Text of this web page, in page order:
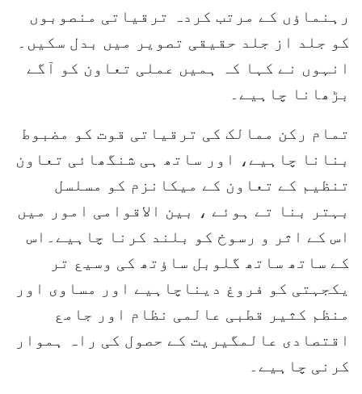
رہنماؤں کے مرتب کردہ ترقیاتی منصوبوں
کو جلد از جلد حقیقی تصویر میں بدل سکیں۔
انہوں نے کہا کہ ہمیں عملی تعاون کو آگے
بڑھانا چاہیے۔
تمام رکن ممالک کی ترقیاتی قوت کو مضبوط
بنانا چاہیے، اور ساتھ ہی شنگھائی تعاون
تنظیم کے تعاون کے میکانزم کو مسلسل
بہتر بنا تے ہوئے ، بین الاقوامی امور میں
اس کے اثر و رسوخ کو بلند کرنا چاہیے۔اس
کے ساتھ ساتھ گلوبل ساؤتھ کی وسیع تر
یکجہتی کو فروغ دیناچاہیے اور مساوی اور
منظم کثیر قطبی عالمی نظام اور جامع
اقتصادی عالمگیریت کے حصول کی راہ ہموار
کرنی چاہیے۔